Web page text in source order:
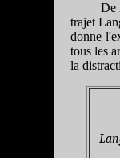
De
trajet
donne
tous les
la